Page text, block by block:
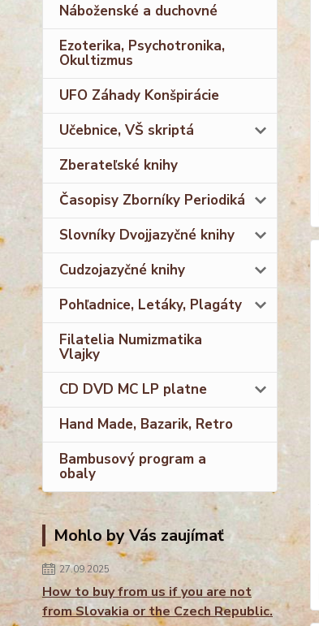
Náboženské a duchovné
Ezoterika, Psychotronika,
Okultizmus
UFO Záhady Konšpirácie
Učebnice, VŠ skriptá
Zberateľské knihy
Časopisy Zborníky Periodiká
Slovníky Dvojjazyčné knihy
Cudzojazyčné knihy
Pohľadnice, Letáky, Plagáty
Filatelia Numizmatika
Vlajky
CD DVD MC LP platne
Hand Made, Bazarik, Retro
Bambusový program a
obaly
Mohlo by Vás zaujímať
27.09.2025
How to buy from us if you are not
from Slovakia or the Czech Republic.